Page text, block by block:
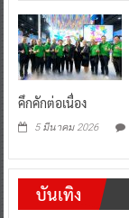
คึกคักต่อเนื่อง
5 มีนาคม 2026
บันเทิง